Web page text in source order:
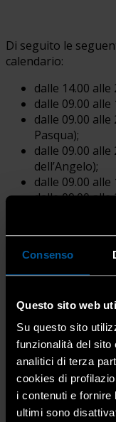
Consenso
Questo sito web
Su questo sito
funzionalità del sito
analitici di terza
cookies di
i contenuti e
ultimi sono
Di seguito le
calendario:
dalle 14.00
dalle 09.00
dalle 09.00
Pasqua);
dalle 09.00
dell’Angelo);
dalle 09.00
dalle 09.00
dalle 09.00
dalle 09.00
Per maggiori
Viabilità Italia